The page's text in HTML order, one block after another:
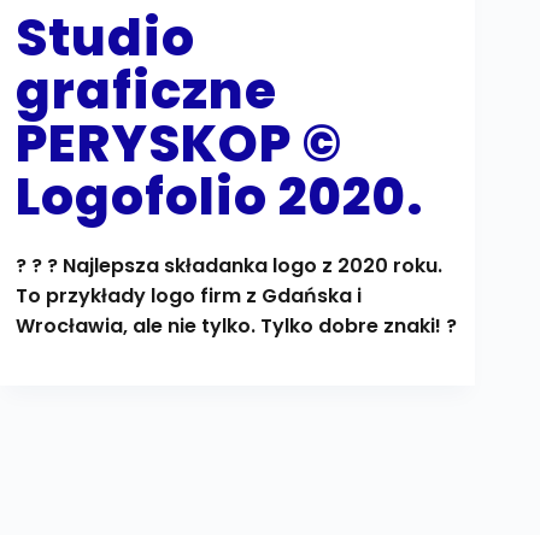
Studio
graficzne
PERYSKOP ©
Logofolio 2020.
? ? ? Najlepsza składanka logo z 2020 roku.
To przykłady logo firm z Gdańska i
Wrocławia, ale nie tylko. Tylko dobre znaki! ?